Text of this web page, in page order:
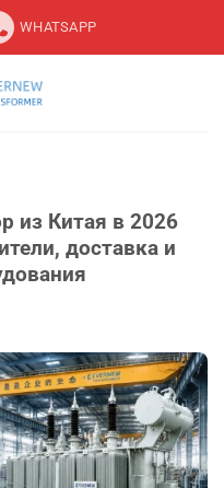
WHATSAPP
из Китая в 2026
доставка и